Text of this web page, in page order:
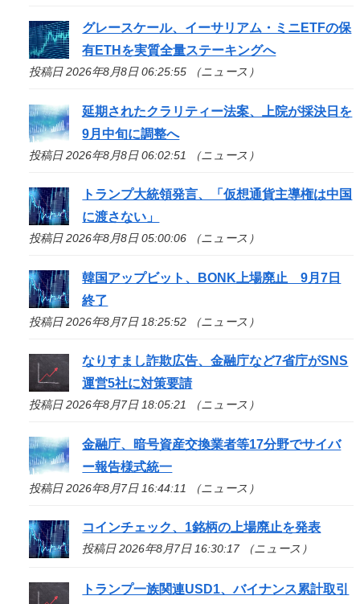
グレースケール、イーサリアム・ミニETFの保
有ETHを実質全量ステーキングへ
投稿日 2026年8月8日 06:25:55 （ニュース）
延期されたクラリティー法案、上院が採決日を
9月中旬に調整へ
投稿日 2026年8月8日 06:02:51 （ニュース）
トランプ大統領発言、「仮想通貨主導権は中国
に渡さない」
投稿日 2026年8月8日 05:00:06 （ニュース）
韓国アップビット、BONK上場廃止 9月7日
終了
投稿日 2026年8月7日 18:25:52 （ニュース）
なりすまし詐欺広告、金融庁など7省庁がSNS
運営5社に対策要請
投稿日 2026年8月7日 18:05:21 （ニュース）
金融庁、暗号資産交換業者等17分野でサイバ
ー報告様式統一
投稿日 2026年8月7日 16:44:11 （ニュース）
コインチェック、1銘柄の上場廃止を発表
投稿日 2026年8月7日 16:30:17 （ニュース）
トランプ一族関連USD1、バイナンス累計取引